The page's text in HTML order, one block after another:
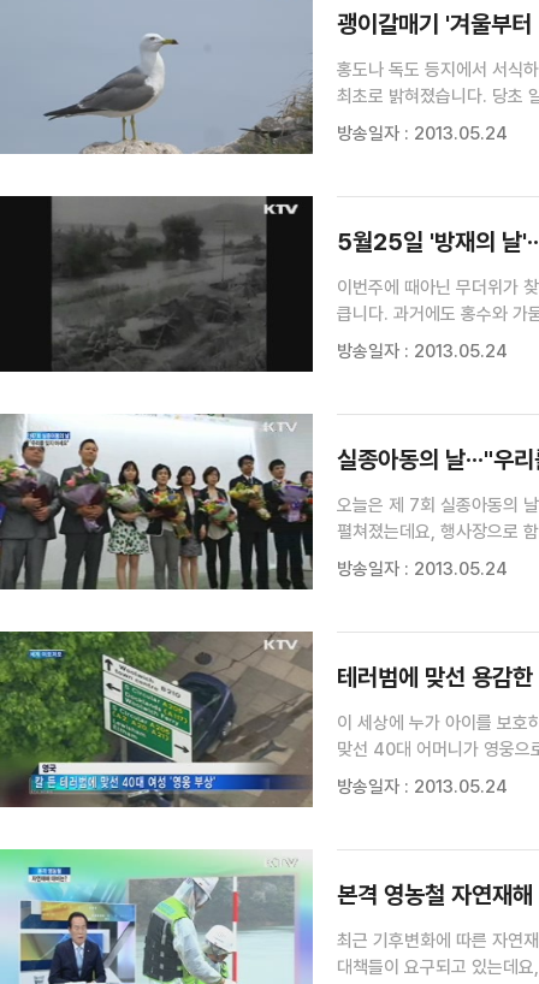
괭이갈매기 '겨울부
홍도나 독도 등지에서 서식
최초로 밝혀졌습니다. 당초
이혜리 기자의 보도입니다.
방송일자 : 2013.05.24
5월25일 '방재의 날
이번주에 때아닌 무더위가
큽니다. 과거에도 홍수와 가
전해드립니다. "논과 밭이
방송일자 : 2013.05.24
실종아동의 날···"우
오늘은 제 7회 실종아동의
방송일자 : 2013.05.24
테러범에 맞선 용감
이 세상에 누가 아이를 보호
맞선 40대 어머니가 영웅으
외신들까지 속아넘어갔습
방송일자 : 2013.05.24
본격 영농철 자연재
최근 기후변화에 따른 자연
대책들이 요구되고 있는데